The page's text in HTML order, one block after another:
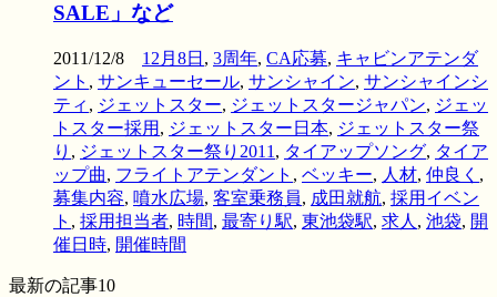
SALE」など
2011/12/8 12月8日 , 3周年, CA応募, キャビンアテンダ
ント , サンキューセール, サンシャイン, サンシャインシ
ティ , ジェットスター, ジェットスタージャパン, ジェッ
トスター採用 , ジェットスター日本, ジェットスター祭
り , ジェットスター祭り2011 , タイアップソング, タイア
ップ曲, フライトアテンダント , ベッキー, 人材, 仲良く ,
募集内容, 噴水広場, 客室乗務員, 成田就航, 採用イベン
ト , 採用担当者, 時間, 最寄り駅, 東池袋駅, 求人 , 池袋, 開
催日時, 開催時間
最新の記事10